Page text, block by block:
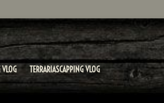
TERRARIASCAPPING VLOG